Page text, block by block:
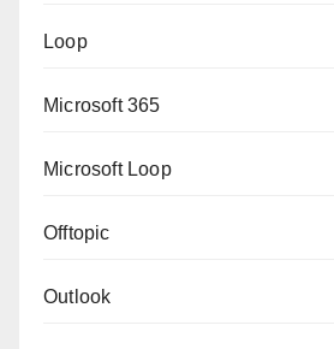
Loop
Microsoft 365
Microsoft Loop
Offtopic
Outlook